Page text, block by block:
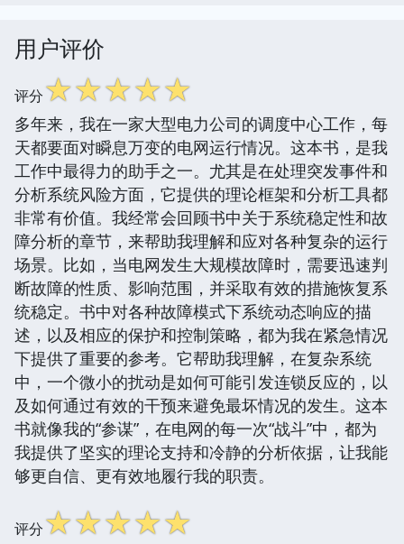
用户评价
评分☆☆☆☆☆
多年来，我在一家大型电力公司的调度中心工作，每
天都要面对瞬息万变的电网运行情况。这本书，是我
工作中最得力的助手之一。尤其是在处理突发事件和
分析系统风险方面，它提供的理论框架和分析工具都
非常有价值。我经常会回顾书中关于系统稳定性和故
障分析的章节，来帮助我理解和应对各种复杂的运行
场景。比如，当电网发生大规模故障时，需要迅速判
断故障的性质、影响范围，并采取有效的措施恢复系
统稳定。书中对各种故障模式下系统动态响应的描
述，以及相应的保护和控制策略，都为我在紧急情况
下提供了重要的参考。它帮助我理解，在复杂系统
中，一个微小的扰动是如何可能引发连锁反应的，以
及如何通过有效的干预来避免最坏情况的发生。这本
书就像我的“参谋”，在电网的每一次“战斗”中，都为
我提供了坚实的理论支持和冷静的分析依据，让我能
够更自信、更有效地履行我的职责。
评分☆☆☆☆☆